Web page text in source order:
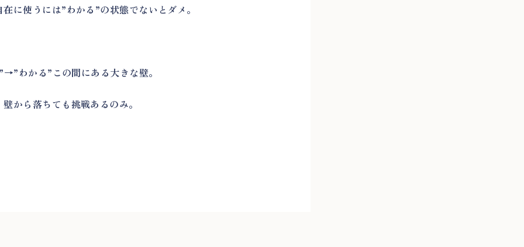
に使うには”わかる”の状態でないとダメ。
わかる”この間にある大きな壁。
から落ちても挑戦あるのみ。